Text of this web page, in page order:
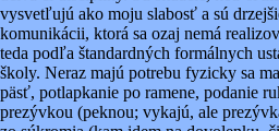
vysvetľujú ako moju slabosť a sú
komunikácii, ktorá sa ozaj nemá
teda podľa štandardných formálnych
školy. Neraz majú potrebu fyzicky sa
päsť, potlapkanie po ramene, podanie
prezývkou (peknou; vykajú, ale